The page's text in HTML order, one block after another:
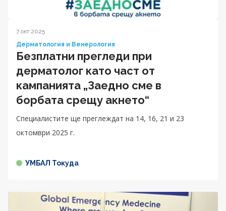
7 окт 2025
Дерматология и Венерология
Безплатни прегледи при
дерматолог като част от
кампанията „Заедно сме в
борбата срещу акнето“
Специалистите ще преглеждат на 14, 16, 21 и 23
октомври 2025 г.
УМБАЛ Токуда